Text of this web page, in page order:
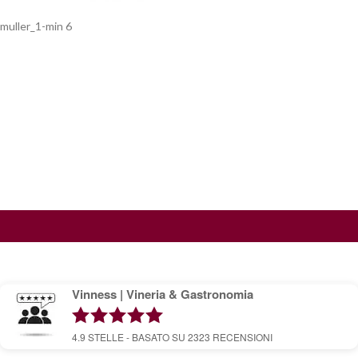
muller_1-min 6
Vinness | Vineria & Gastronomia
4.9 STELLE - BASATO SU 2323 RECENSIONI